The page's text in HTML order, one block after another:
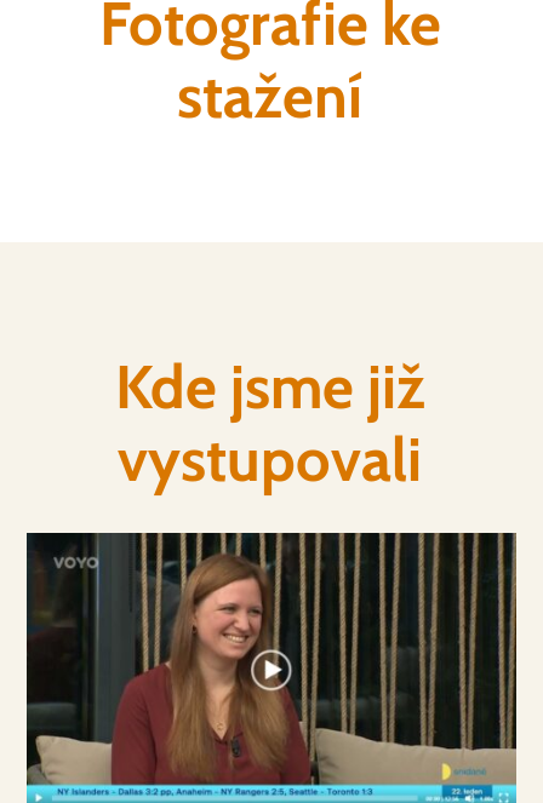
Fotografie ke
stažení
Kde jsme již
vystupovali